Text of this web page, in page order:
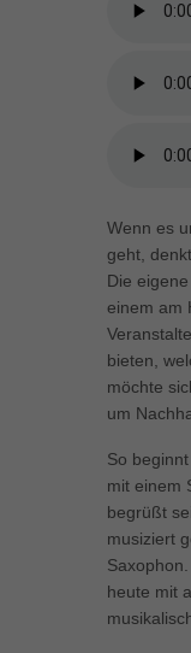
Wenn es
geht,
Die
einem am
bieten,
möchte
um
So
mit einem
begrüßt
musiziert
heute mit